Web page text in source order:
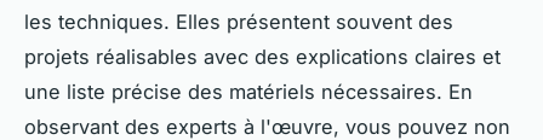
les techniques. Elles présentent souvent des
projets réalisables avec des explications claires et
une liste précise des matériels nécessaires. En
observant des experts à l'œuvre, vous pouvez non